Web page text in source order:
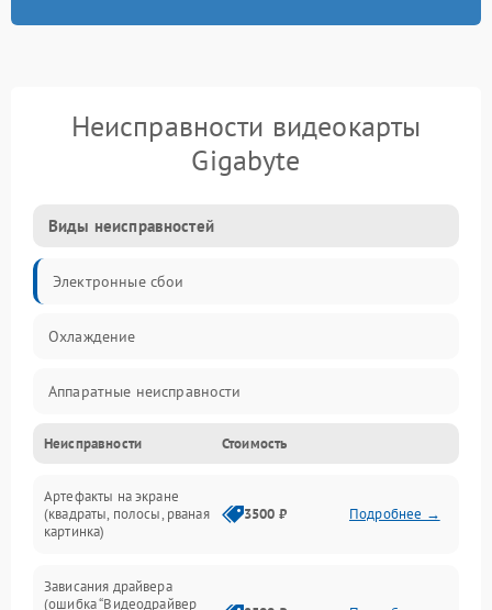
Неисправности видеокарты
Gigabyte
Виды неисправностей
Электронные сбои
Охлаждение
Аппаратные неисправности
Перегрев и термопроблемы
Видео
Неисправности Стоимость
Артефакты на экране
(квадраты, полосы, рваная
картинка)
3500 ₽ Подробнее →
Зависания драйвера
(ошибка “Видеодрайвер